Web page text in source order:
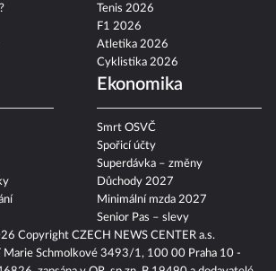
Tenis 2026
F1 2026
Atletika 2026
Cyklistika 2026
Ekonomika
Smrt OSVČ
Spořicí účty
Superdávka – změny
Důchody 2027
Minimální mzda 2027
Senior Pas – slevy
Copyright CZECH NEWS CENTER a.s.
Marie Schmolkové 3493/1, 100 00 Praha 10 -